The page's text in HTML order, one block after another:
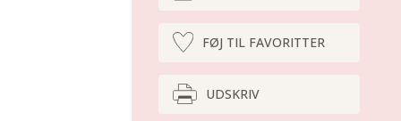
FØJ TIL FAVORITTER
UDSKRIV